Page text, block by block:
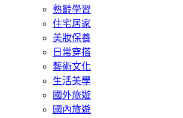
熟齡學習
住宅居家
美妝保養
日常穿搭
藝術文化
生活美學
國外旅遊
國內旅遊